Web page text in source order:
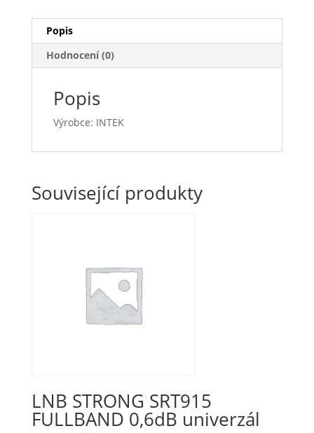
Popis
Hodnocení (0)
Popis
Výrobce: INTEK
Související produkty
LNB STRONG SRT915
FULLBAND 0,6dB univerzál